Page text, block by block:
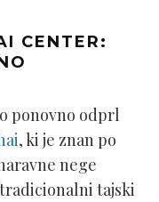
CENTER:
ponovno odprl
, ki je znan po
nege
tajski